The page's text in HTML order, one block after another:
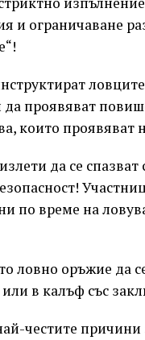
и ограничаване
проявяват
които проявяват
да се
по време на
ловно оръжие да
в калъф със
честите